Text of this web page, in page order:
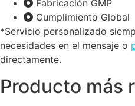
Fabricación GMP
Cumplimiento Global
*Servicio personalizado
necesidades en el mensaje o
directamente.
Producto más